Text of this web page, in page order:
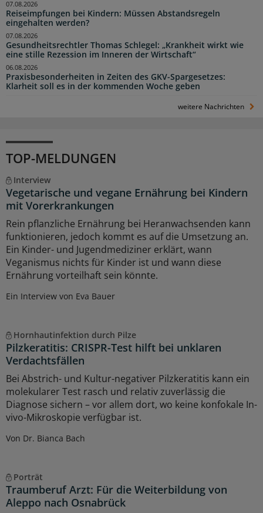
Reiseimpfungen bei Kindern: Müssen Abstandsregeln
eingehalten werden?
07.08.2026
Gesundheitsrechtler Thomas Schlegel: „Krankheit wirkt wie
eine stille Rezession im Inneren der Wirtschaft“
07.08.2026
Praxisbesonderheiten in Zeiten des GKV-Spargesetzes:
Klarheit soll es in der kommenden Woche geben
06.08.2026
weitere Nachrichten
TOP-MELDUNGEN
Interview
Vegetarische und vegane Ernährung bei Kindern
mit Vorerkrankungen
Rein pflanzliche Ernährung bei Heranwachsenden kann
funktionieren, jedoch kommt es auf die Umsetzung an.
Ein Kinder- und Jugendmediziner erklärt, wann
Veganismus nichts für Kinder ist und wann diese
Ernährung vorteilhaft sein könnte.
Ein Interview von Eva Bauer
Hornhautinfektion durch Pilze
Pilzkeratitis: CRISPR-Test hilft bei unklaren
Verdachtsfällen
Bei Abstrich- und Kultur-negativer Pilzkeratitis kann ein
molekularer Test rasch und relativ zuverlässig die
Diagnose sichern – vor allem dort, wo keine konfokale In-
vivo-Mikroskopie verfügbar ist.
Von Dr. Bianca Bach
Porträt
Traumberuf Arzt: Für die Weiterbildung von
Aleppo nach Osnabrück